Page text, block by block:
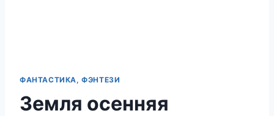
ФАНТАСТИКА, ФЭНТЕЗИ
Земля осенняя